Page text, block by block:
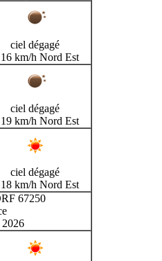
ciel dégagé
km/h Nord Est
ciel dégagé
km/h Nord Est
ciel dégagé
km/h Nord Est
67250